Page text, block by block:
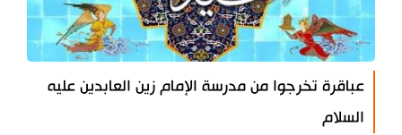
عباقرة تخرجوا من مدرسة الإمام زين العابدين عليه
السلام